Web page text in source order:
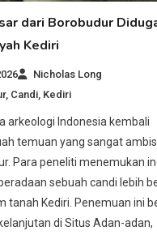
dari Borobudur
Kediri
Nicholas Long
, Candi Kediri
arkeologi Indonesia kembali
temuan yang sangat
Para peneliti menemukan
sebuah candi lebih
tanah Kediri. Penemuan ini
di Situs Adan-adan,